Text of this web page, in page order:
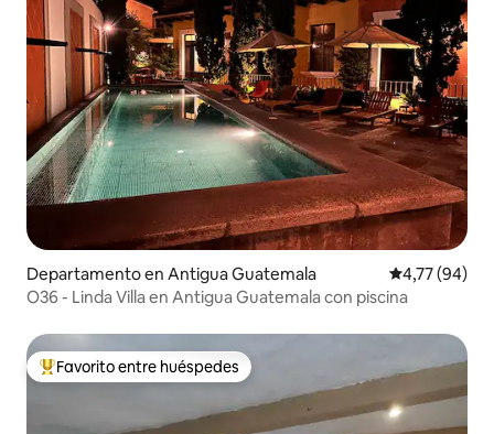
Departamento en Antigua Guatemala Calificación
4,77 (94)
O36 - Linda Villa en Antigua Guatemala con piscina
Favorito entre los huéspedes más destacados
Favorito entre huéspedes